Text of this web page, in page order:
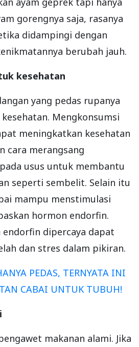
gorengnya saja, rasanya
didampingi dengan
berubah jauh.
kesehatan
yang pedas rupanya
Mengkonsumsi
meningkatkan kesehatan
cara merangsang
usus untuk membantu
seperti sembelit. Selain itu
mampu menstimulasi
hormon endorfin.
endorfin dipercaya dapat
dan stres dalam pikiran.
PEDAS, TERNYATA INI
CABAI UNTUK TUBUH!
makanan alami. Jika